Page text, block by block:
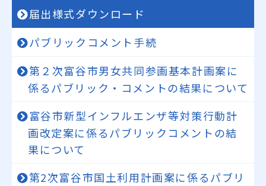
届出様式ダウンロード
パブリックコメント手続
第２次富谷市男女共同参画基本計画案に
係るパブリック・コメントの結果について
富谷市新型インフルエンザ等対策行動計
画改定案に係るパブリックコメントの結
果について
第2次富谷市国土利用計画案に係るパブリ